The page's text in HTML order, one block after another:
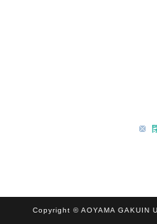
Copyright © AOYAMA GAKUIN